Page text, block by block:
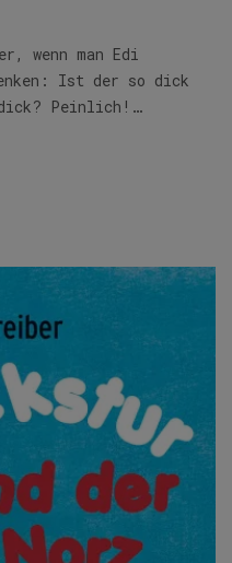
wenn man Edi
Ist der so dick
Peinlich!…